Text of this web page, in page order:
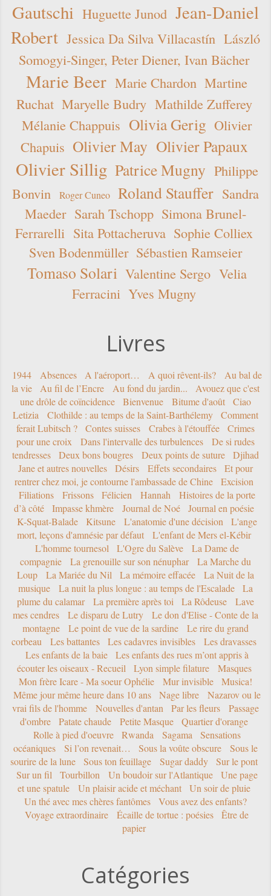
Gautschi Huguette Junod Jean-Daniel
Robert Jessica Da Silva Villacastín László
Somogyi-Singer, Peter Diener, Ivan Bächer
Marie Beer Marie Chardon Martine
Ruchat Maryelle Budry Mathilde Zufferey
Mélanie Chappuis Olivia Gerig Olivier
Chapuis Olivier May Olivier Papaux
Olivier Sillig Patrice Mugny Philippe
Bonvin
Roger Cuneo Roland Stauffer Sandra
Maeder Sarah Tschopp Simona Brunel-
Ferrarelli Sita Pottacheruva Sophie Colliex
Sven Bodenmüller Sébastien Ramseier
Tomaso Solari Valentine Sergo Velia
Ferracini Yves Mugny
Livres
1944 Absences A l'aéroport… A quoi rêvent-ils?
Au bal de
la vie
Au fil de l’Encre Au fond du jardin...
Avouez que c'est
une drôle de coïncidence
Bienvenue Bitume d'août
Ciao
Letizia
Clothilde : au temps de la Saint-Barthélemy
Comment
ferait Lubitsch ?
Contes suisses Crabes à l'étouffée
Crimes
pour une croix
Dans l'intervalle des turbulences
De si rudes
tendresses
Deux bons bougres Deux points de suture
Djihad
Jane et autres nouvelles
Désirs Effets secondaires
Et pour
rentrer chez moi, je contourne l'ambassade de Chine
Excision
Filiations
Frissons Félicien Hannah
Histoires de la porte
d’à côté
Impasse khmère Journal de Noé
Journal en poésie
K-Squat-Balade
Kitsune L'anatomie d'une décision
L'ange
mort, leçons d'amnésie par défaut
L'enfant de Mers el-Kébir
L'homme tournesol
L'Ogre du Salève
La Dame de
compagnie
La grenouille sur son nénuphar
La Marche du
Loup
La Mariée du Nil La mémoire effacée
La Nuit de la
musique
La nuit la plus longue : au temps de l'Escalade
La
plume du calamar
La première après toi La Rôdeuse
Lave
mes cendres
Le disparu de Lutry
Le don d'Elise - Conte de la
montagne
Le point de vue de la sardine
Le rire du grand
corbeau
Les battantes Les cadavres invisibles
Les dravasses
Les enfants de la baie
Les enfants des rues m’ont appris à
écouter les oiseaux - Recueil
Lyon simple filature
Masques
Mon frère Icare - Ma soeur Ophélie
Mur invisible
Musica!
Même jour même heure dans 10 ans
Nage libre
Nazarov ou le
vrai fils de l'homme
Nouvelles d'antan Par les fleurs
Passage
d'ombre
Patate chaude Petite Masque
Quartier d'orange
Rolle à pied d'oeuvre
Rwanda Sagama
Sensations
océaniques
Si l’on revenait… Sous la voûte obscure
Sous le
sourire de la lune
Sous ton feuillage Sugar daddy
Sur le pont
Sur un fil
Tourbillon Un boudoir sur l'Atlantique
Une page
et une spatule
Un plaisir acide et méchant
Un soir de pluie
Un thé avec mes chères fantômes
Vous avez des enfants?
Voyage extraordinaire
Écaille de tortue : poésies
Être de
papier
Catégories